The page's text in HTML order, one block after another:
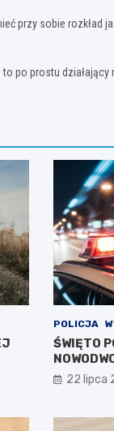
przy sobie rozkład
po prostu działający
POLICJA
ŚWIĘTO
22 lipca